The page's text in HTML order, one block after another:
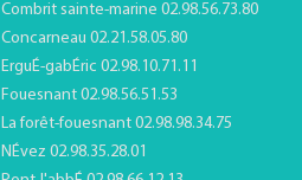
Combrit sainte-marine 02.98.56.73.80
Concarneau 02.21.58.05.80
ErguÉ-gabÉric 02.98.10.71.11
Fouesnant 02.98.56.51.53
La forêt-fouesnant 02.98.98.34.75
NÉvez 02.98.35.28.01